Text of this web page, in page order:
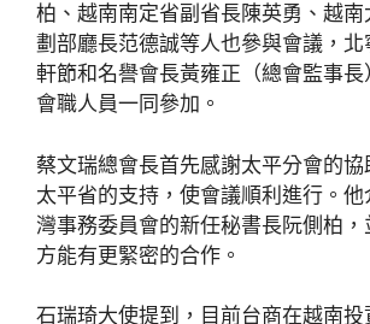
柏、越南南定省副省長陳英勇、越
劃部廳長范德誠等人也參與會議，
軒節和名譽會長黃雍正（總會監事長
會職人員一同參加。
蔡文瑞總會長首先感謝太平分會的協
太平省的支持，使會議順利進行。
灣事務委員會的新任秘書長阮側柏，
方能有更緊密的合作。
石瑞琦大使提到，目前台商在越南投